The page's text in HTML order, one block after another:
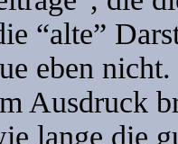
“alte”
eben
Ausdruck
lange die